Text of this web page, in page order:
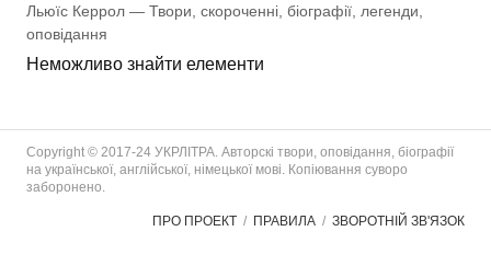
Твори українською
Твори англійською
БІОГРАФІЇ
Українські письменники
Льюїс Керрол — Твори, скороченні, біографії, легенди,
оповiдання
Неможливо знайти елементи
Copyright © 2017-24 УКРЛІТРА. Авторскі твори, оповідання, біографії
на української, англійської, німецької мові. Копіювання суворо
заборонено.
ПРО ПРОЕКТ ПРАВИЛА ЗВОРОТНІЙ ЗВ'ЯЗОК